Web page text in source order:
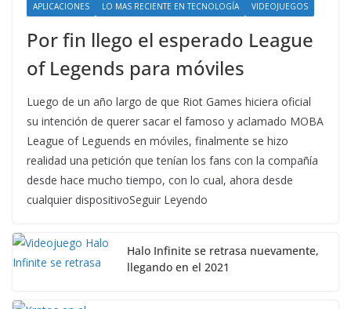
APLICACIONES LO MAS RECIENTE EN TECNOLOGÍA VIDEOJUEGOS
Por fin llego el esperado League
of Legends para móviles
Luego de un año largo de que Riot Games hiciera oficial
su intención de querer sacar el famoso y aclamado MOBA
League of Leguends en móviles, finalmente se hizo
realidad una petición que tenían los fans con la compañía
desde hace mucho tiempo, con lo cual, ahora desde
cualquier dispositivoSeguir Leyendo
Halo Infinite se retrasa nuevamente,
llegando en el 2021